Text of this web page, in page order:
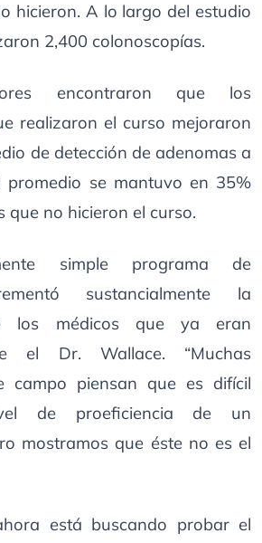
hicieron. A lo largo del estudio
2,400 colonoscopías.
encontraron que los
realizaron el curso mejoraron
de detección de adenomas a
promedio se mantuvo en 35%
que no hicieron el curso.
simple programa de
sustancialmente la
los médicos que ya eran
el Dr. Wallace. “Muchas
campo piensan que es difícil
de proeficiencia de un
mostramos que éste no es el
está buscando probar el